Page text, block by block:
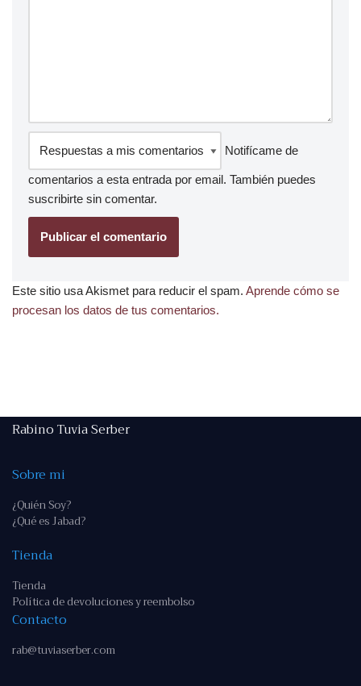
Notifícame de
comentarios a esta entrada por email. También puedes
suscribirte sin comentar.
Este sitio usa Akismet para reducir el spam. Aprende cómo se
procesan los datos de tus comentarios.
Rabino Tuvia Serber
Sobre mi
¿Quién Soy?
¿Qué es Jabad?
Tienda
Tienda
Política de devoluciones y reembolso
Contacto
rab@tuviaserber.com